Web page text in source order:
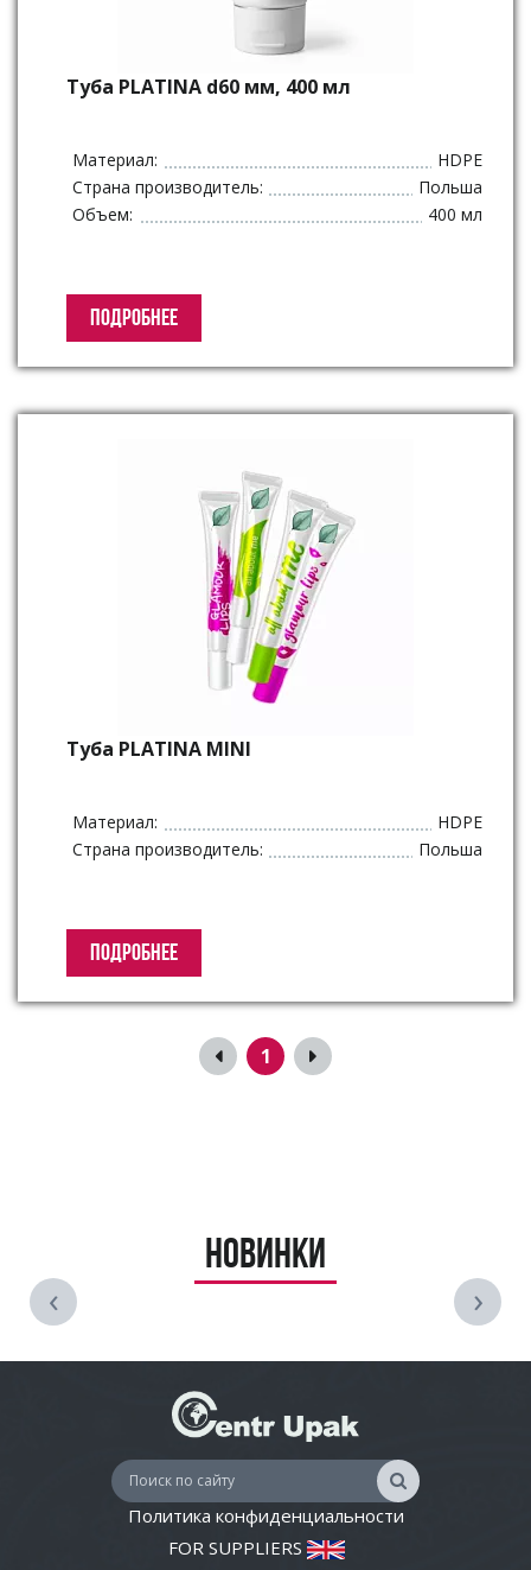
Туба PLATINA d60 мм, 400 мл
Материал:
HDPE
Страна производитель:
Польша
Объем:
400 мл
ПОДРОБНЕЕ
Туба PLATINA MINI
Материал:
HDPE
Страна производитель:
Польша
ПОДРОБНЕЕ
1
Новинки
‹ ›
Политика конфиденциальности
FOR SUPPLIERS